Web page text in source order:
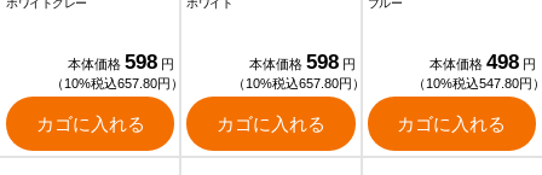
ホワイトグレー
本体価格 598 円
（10%税込657.80円）
カゴに入れる
ホワイト
本体価格 598 円
（10%税込657.80円）
カゴに入れる
ブルー
本体価格 498 円
（10%税込547.80円
カゴに入れる